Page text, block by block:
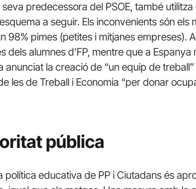
predecessora del PSOE, també
a seguir. Els inconvenients són els
98% pimes (petites i mitjanes empreses).
alumnes d’FP, mentre que a Espanya
anunciat la creació de “un equip de
les de Treball i Economia “per donar
pública
política educativa de PP i Ciutadans és